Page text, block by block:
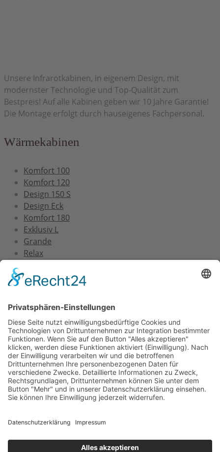
Unsere Infrarotkabinen, in eigenem Design, mit
modernster Technologie und Top-Qualität zum
Bestpreis! Auf alle Kabinen geben wir 10 Jahre Garantie!
Die Montage erfolgt durch hauseigenes Fachpersonal.
Wärmekabinen
Komfort 100
Komfort 120
Design 150 S
Design Eck
Komfort 180
Exklusiv L
Grande
Relax
Service
Versand und Montage
Zertifizierung
Gewährleistung
FAQs
Downloads
Unternehmen
FAQs
Kontakt